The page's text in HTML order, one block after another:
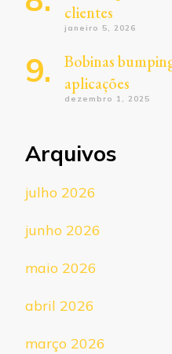
clientes
janeiro 5, 2026
Bobinas
aplicações
dezembro 1, 2025
Arquivos
julho 2026
junho 2026
maio 2026
abril 2026
março 2026